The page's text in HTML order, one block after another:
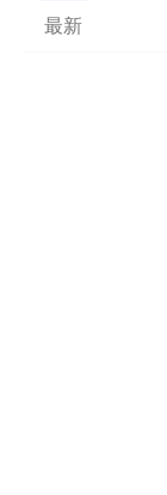
最新